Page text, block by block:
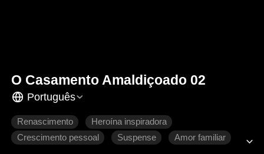
O Casamento Amaldiçoado 02
Português
Renascimento
Heroína inspiradora
Crescimento pessoal
Suspense Amor familiar